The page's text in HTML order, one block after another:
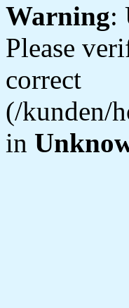
Warning:
Please
correct
(/kunden/
in